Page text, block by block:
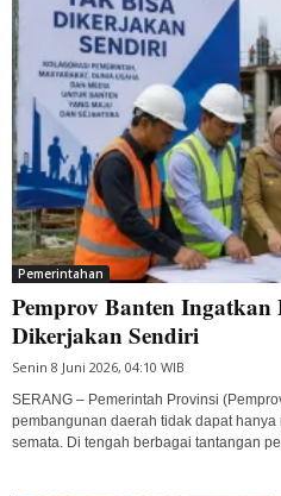
Pemerintahan
Pemprov Banten Ingatkan
Dikerjakan Sendiri
Senin 8 Juni 2026, 04:10 WIB
SERANG – Pemerintah Provinsi
pembangunan daerah tidak dapat
semata. Di tengah berbagai tantangan